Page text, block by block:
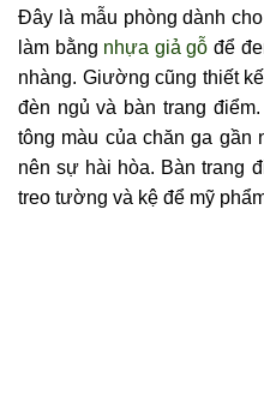
Đây là mẫu phòng dành
làm bằng nhựa giả gỗ để
nhàng. Giường cũng thiết
đèn ngủ và bàn trang
tông màu của chăn ga
nên sự hài hòa. Bàn trang
treo tường và kệ để mỹ